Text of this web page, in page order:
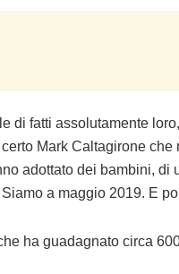
di fatti assolutamente
Mark Caltagirone
adottato dei bambini, di
a maggio 2019. E
ha guadagnato circa